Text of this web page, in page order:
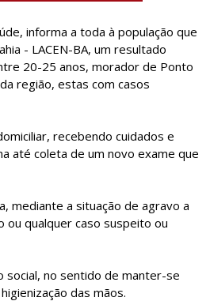
informa a toda à população que
- LACEN-BA, um resultado
20-25 anos, morador de Ponto
região, estas com casos
recebendo cuidados e
até coleta de um novo exame que
mediante a situação de agravo a
ou qualquer caso suspeito ou
social, no sentido de manter-se
das mãos.